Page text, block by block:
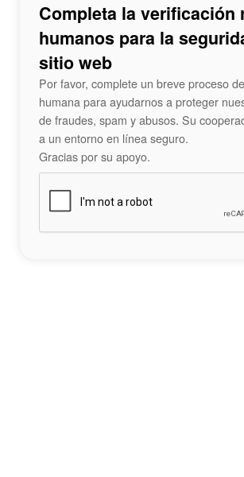
Completa la verificación
humanos para la
sitio web
Por favor, complete un breve proceso
humana para ayudarnos a proteger
de fraudes, spam y abusos. Su
a un entorno en línea seguro.
Gracias por su apoyo.